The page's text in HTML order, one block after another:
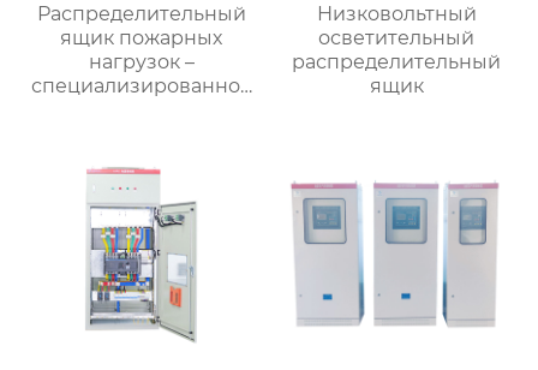
Распределительный
ящик пожарных
нагрузок –
специализированное
Низковольтный
осветительный
распределительный
ящик